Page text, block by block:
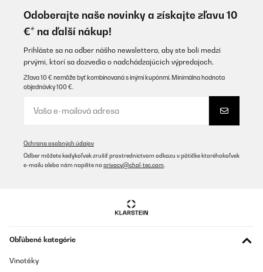
con creces la talla, eso sï, importante leer las instrucciones de la
empresa y el aparato te dará las alegrías deseadas para el
verano.
Usuario/a de amazon
Preložiť
OVERENÁ KONTROLA
29/07/2024
schlafen. Ich bin zufrieden.
Amazon-Benutzer
sous 48h …
Odoberajte naše novinky a získajte zľavu 10
€* na ďalší nákup!
Prihláste sa na odber nášho newslettera, aby ste boli medzi
prvými, ktorí sa dozvedia o nadchádzajúcich výpredajoch.
Zľava 10 € nemôže byť kombinovaná s inými kupónmi. Minimálna hodnota
objednávky 100 €.
Ochrana osobných údajov
Odber môžete kedykoľvek zrušiť prostredníctvom odkazu v pätičke ktoréhokoľvek
e-mailu alebo nám napíšte na privacy@chal-tec.com
Obľúbené kategórie
Vinotéky